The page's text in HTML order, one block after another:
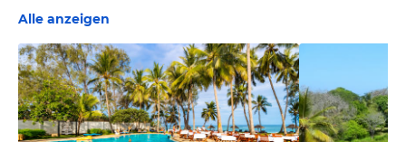
Alle anzeigen